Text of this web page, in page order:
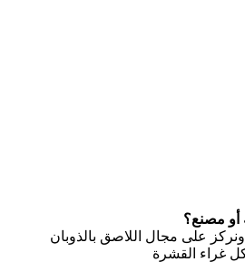
مصنع؟
على مجال اللاصق بالذوبان
غراء القشرة